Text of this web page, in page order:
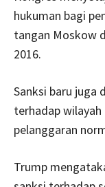
hukuman bagi
tangan Moskow
2016.
Sanksi baru juga
terhadap
pelanggaran
Trump